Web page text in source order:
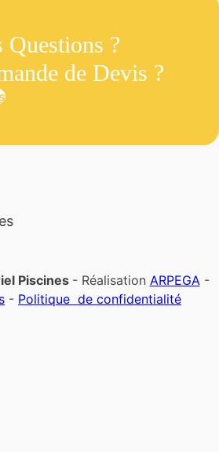
Questions ?
de Devis ?
Piscines - Réalisation ARPEGA-
- Politique de confidentialité